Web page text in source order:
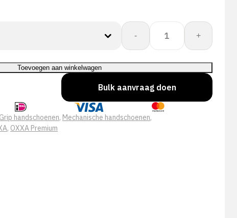
-
OXXA®
Mech
51-
610
handschoen
aantal
+
Toevoegen aan winkelwagen
Bulk aanvraag doen
Grip handschoenen, Mechanische handschoenen,
, OXXA Premium